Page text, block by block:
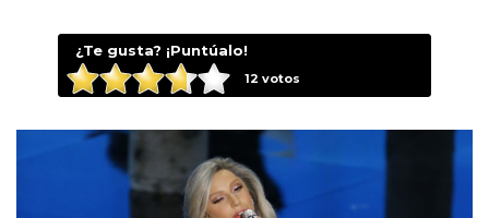
¿Te gusta? ¡Puntúalo!
12 votos